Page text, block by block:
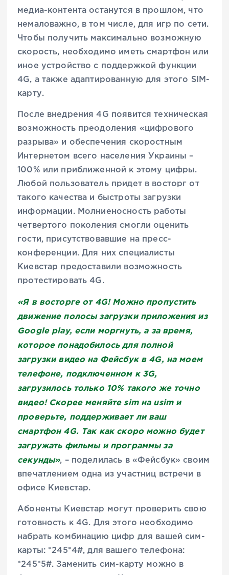
медиа-контента останутся в прошлом, что
немаловажно, в том числе, для игр по сети.
Чтобы получить максимально возможную
скорость, необходимо иметь смартфон или
иное устройство с поддержкой функции
4G, а также адаптированную для этого SIM-
карту.
После внедрения 4G появится техническая
возможность преодоления «цифрового
разрыва» и обеспечения скоростным
Интернетом всего населения Украины –
100% или приближенной к этому цифры.
Любой пользователь придет в восторг от
такого качества и быстроты загрузки
информации. Молниеносность работы
четвертого поколения смогли оценить
гости, присутствовавшие на пресс-
конференции. Для них специалисты
Киевстар предоставили возможность
протестировать 4G.
«Я в восторге от 4G! Можно пропустить
движение полосы загрузки приложения из
Google play, если моргнуть, а за время,
которое понадобилось для полной
загрузки видео на Фейсбук в 4G, на моем
телефоне, подключенном к 3G,
загрузилось только 10% такого же точно
видео! Скорее меняйте sim на usim и
проверьте, поддерживает ли ваш
смартфон 4G. Так как скоро можно будет
загружать фильмы и программы за
секунды», – поделилась в «Фейсбук» своим
впечатлением одна из участниц встречи в
офисе Киевстар.
Абоненты Киевстар могут проверить свою
готовность к 4G. Для этого необходимо
набрать комбинацию цифр для вашей сим-
карты: *245*4#, для вашего телефона:
*245*5#. Заменить сим-карту можно в